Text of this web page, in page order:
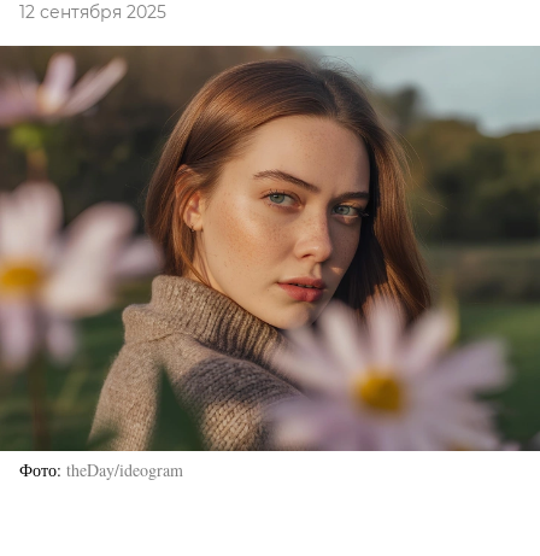
12 сентября 2025
Фото theDay/ideogram